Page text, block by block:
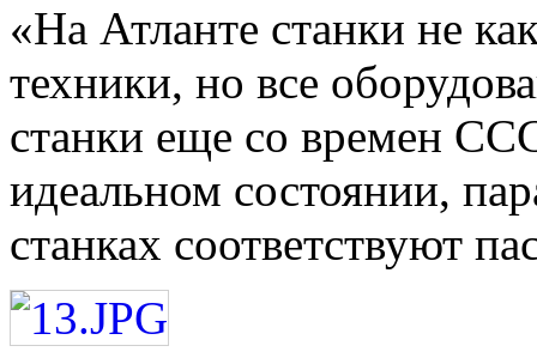
«На Атланте станки не
техники, но все
станки еще со времен
идеальном состоянии,
станках соответствуют